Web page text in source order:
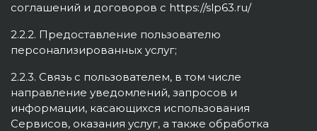
соглашений и договоров с https://slp63.ru/
2.2.2. Предоставление пользователю
персонализированных услуг;
2.2.3. Связь с пользователем, в том числе
направление уведомлений, запросов и
информации, касающихся использования
Сервисов, оказания услуг, а также обработка